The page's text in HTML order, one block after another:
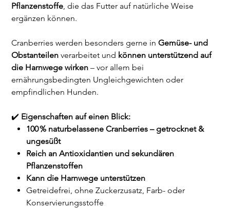
Pflanzenstoffe, die das Futter auf natürliche Weise
ergänzen können.
Cranberries werden besonders gerne inGemüse- und
Obstanteilen verarbeitet und können unterstützend auf
die Harnwege wirken – vor allem bei
ernährungsbedingten Ungleichgewichten oder
empfindlichen Hunden.
✔️ Eigenschaften auf einen Blick:
100 % naturbelassene Cranberries – getrocknet &
ungesüßt
Reich an Antioxidantien und sekundären
Pflanzenstoffen
Kann die Harnwege unterstützen
Getreidefrei, ohne Zuckerzusatz, Farb- oder
Konservierungsstoffe